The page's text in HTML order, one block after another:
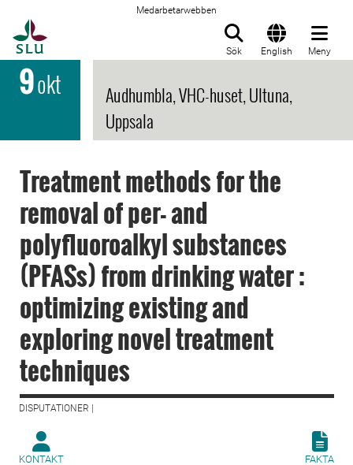
Medarbetarwebben
Sök English Meny
9okt
Audhumbla, VHC-huset, Ultuna,
Uppsala
Treatment methods for the
removal of per- and
polyfluoroalkyl substances
(PFASs) from drinking water :
optimizing existing and
exploring novel treatment
techniques
DISPUTATIONER |
KONTAKT FAKTA